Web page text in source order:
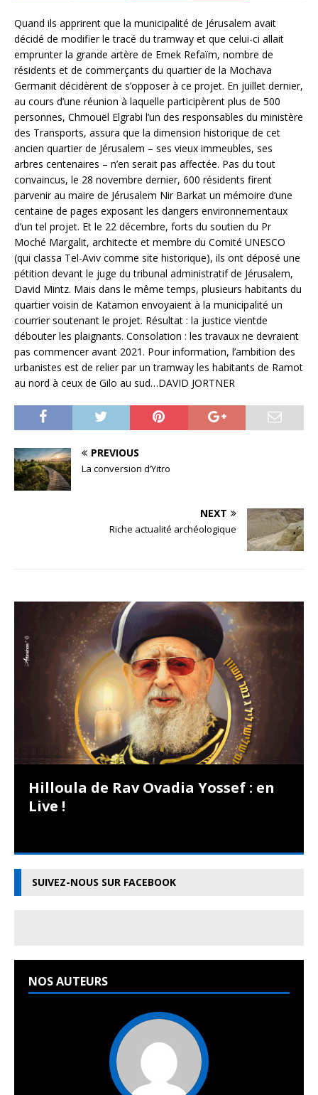
Quand ils apprirent que la municipalité de Jérusalem avait
décidé de modifier le tracé du tramway et que celui-ci allait
emprunter la grande artère de Emek Refaïm, nombre de
résidents et de commerçants du quartier de la Mochava
Germanit décidèrent de s’opposer à ce projet. En juillet dernier,
au cours d’une réunion à laquelle participèrent plus de 500
personnes, Chmouël Elgrabi l’un des responsables du ministère
des Transports, assura que la dimension historique de cet
ancien quartier de Jérusalem – ses vieux immeubles, ses
arbres centenaires – n’en serait pas affectée. Pas du tout
convaincus, le 28 novembre dernier, 600 résidents firent
parvenir au maire de Jérusalem Nir Barkat un mémoire d’une
centaine de pages exposant les dangers environnementaux
d’un tel projet. Et le 22 décembre, forts du soutien du Pr
Moché Margalit, architecte et membre du Comité UNESCO
(qui classa Tel-Aviv comme site historique), ils ont déposé une
pétition devant le juge du tribunal administratif de Jérusalem,
David Mintz. Mais dans le même temps, plusieurs habitants du
quartier voisin de Katamon envoyaient à la municipalité un
courrier soutenant le projet. Résultat : la justice vientde
débouter les plaignants. Consolation : les travaux ne devraient
pas commencer avant 2021. Pour information, l’ambition des
urbanistes est de relier par un tramway les habitants de Ramot
au nord à ceux de Gilo au sud…DAVID JORTNER
PREVIOUS
La conversion d’Yitro
NEXT
Riche actualité archéologique
Hilloula de Rav Ovadia Yossef : en
Live !
SUIVEZ-NOUS SUR FACEBOOK
NOS AUTEURS